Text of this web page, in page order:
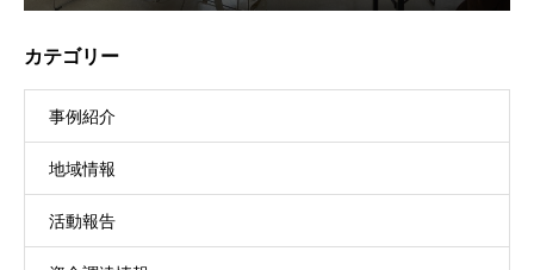
カテゴリー
事例紹介
地域情報
活動報告